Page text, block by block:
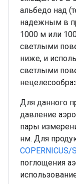
альбедо над
надежным в
1000 м или
светлыми
ниже, и
светлыми
Для данного
давление
пары
нм. Для
поглощения